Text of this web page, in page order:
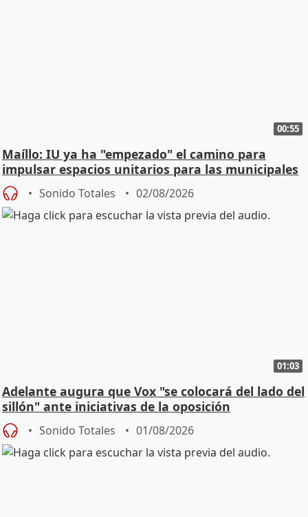
00:55
Maíllo: IU ya ha "empezado" el camino para
impulsar espacios unitarios para las municipales
Sonido Totales 02/08/2026
01:03
Adelante augura que Vox "se colocará del lado del
sillón" ante iniciativas de la oposición
Sonido Totales 01/08/2026